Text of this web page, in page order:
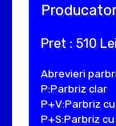
Pret : 510
Abrevieri
P:Parbriz clar
P+V:Parbriz
P+S:Parbriz